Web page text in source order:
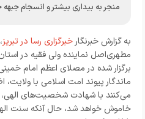
منجر به بیداری بیشتر و انسجام
به گزارش خبرنگار خبرگزاری رسا در تبریز
مطهری‌اصل نماینده ولی فقیه در
برگزار شده در مصلای اعظم امام
ماندگار پیوند امت اسلامی با
می‌کنند با شهادت شخصیت‌های
خاموش خواهد شد، حال آنکه سنت